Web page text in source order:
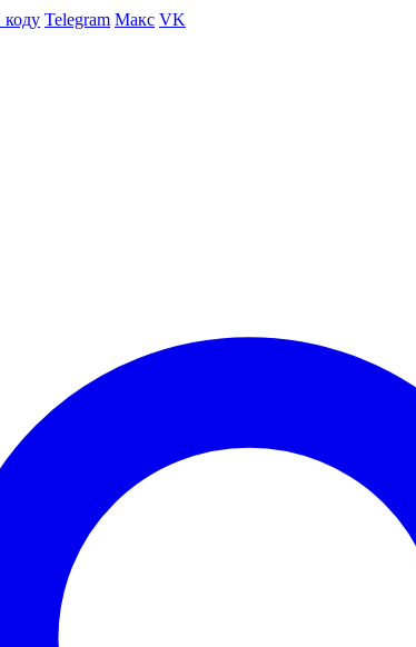
коду Telegram Макс VK